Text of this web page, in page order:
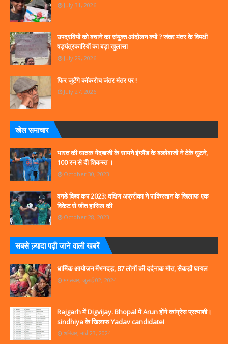
July 31, 2026
उपद्रवियों को बचाने का संयुक्त आंदोलन क्यों ? जंतर मंतर के विपक्षी
षड्यंत्रकारियों का बड़ा खुलासा
July 29, 2026
फिर जुटेंगे कॉकरोच जंतर मंतर पर !
July 27, 2026
खेल समाचार
भारत की घातक गेंदबाजी के सामने इंग्लैंड के बल्लेबाजों ने टेके घुटने,
100 रन से दी शिकस्त ।
October 30, 2023
वनडे विश्व कप 2023: दक्षिण अफ्रीका ने पाकिस्तान के खिलाफ एक
विकेट से जीत हासिल की
October 28, 2023
सबसे ज्‍़यादा पढ़ी जाने वाली खबरें
धार्मिक आयोजन मेंभगदड़, 87 लोगों की दर्दनाक मौत, सैकड़ों घायल
मंगलवार, जुलाई 02, 2024
Rajgarh में Digvijay. Bhopal में Arun होंगे कांग्रेस प्रत्याशी।
sindhiya के खिलाफ Yadav candidate!
शनिवार, मार्च 23, 2024